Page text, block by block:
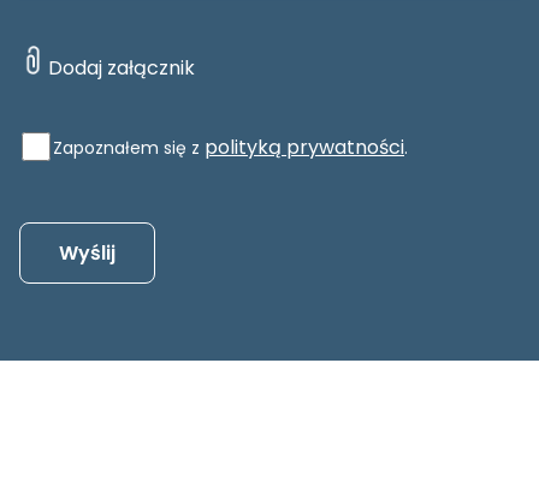
Zapoznałem się z polityką prywatności.